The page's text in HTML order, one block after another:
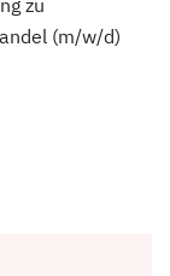
(m/w/d)